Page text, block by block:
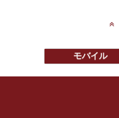
モバイル